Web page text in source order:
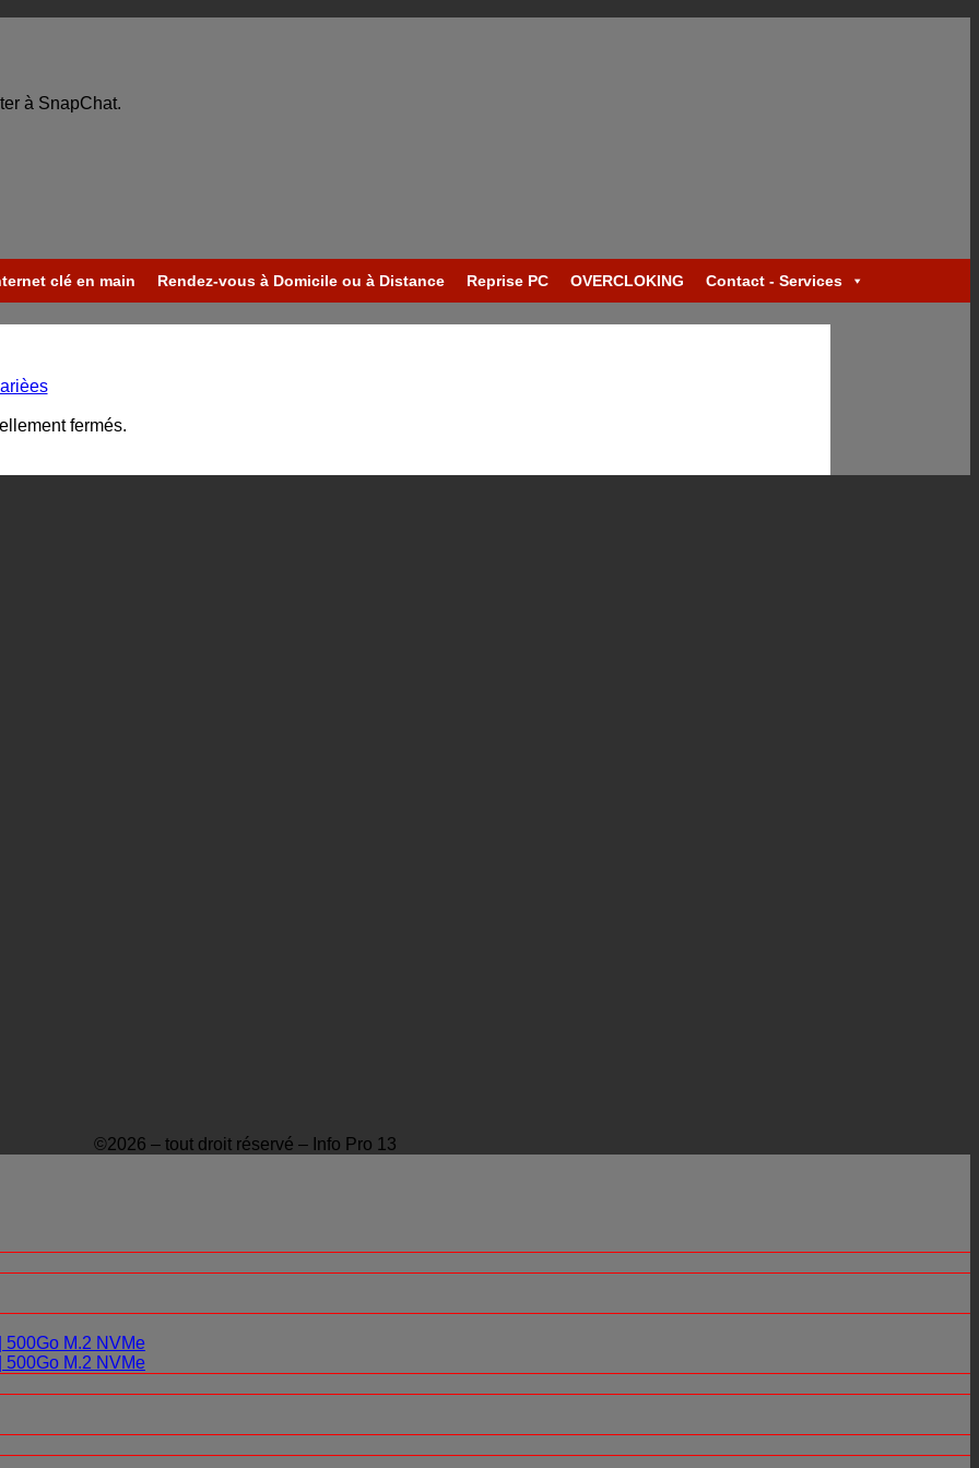
à SnapChat.
clé en main Rendez-vous à Domicile ou à Distance Reprise PC OVERCLOKING Contact - Services
fermés.
©2026 – tout droit réservé – Info Pro 13
500Go M.2 NVMe
500Go M.2 NVMe